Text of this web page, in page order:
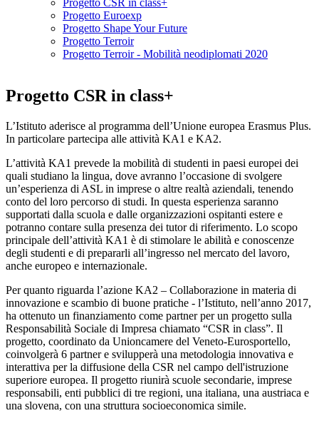
Progetto CSR in class+
Progetto Euroexp
Progetto Shape Your Future
Progetto Terroir
Progetto Terroir - Mobilità neodiplomati 2020
Progetto CSR in class+
L’Istituto aderisce al programma dell’Unione europea Erasmus Plus.
In particolare partecipa alle attività KA1 e KA2.
L’attività KA1 prevede la mobilità di studenti in paesi europei dei
quali studiano la lingua, dove avranno l’occasione di svolgere
un’esperienza di ASL in imprese o altre realtà aziendali, tenendo
conto del loro percorso di studi. In questa esperienza saranno
supportati dalla scuola e dalle organizzazioni ospitanti estere e
potranno contare sulla presenza dei tutor di riferimento. Lo scopo
principale dell’attività KA1 è di stimolare le abilità e conoscenze
degli studenti e di prepararli all’ingresso nel mercato del lavoro,
anche europeo e internazionale.
Per quanto riguarda l’azione KA2 – Collaborazione in materia di
innovazione e scambio di buone pratiche - l’Istituto, nell’anno 2017,
ha ottenuto un finanziamento come partner per un progetto sulla
Responsabilità Sociale di Impresa chiamato “CSR in class”. Il
progetto, coordinato da Unioncamere del Veneto-Eurosportello,
coinvolgerà 6 partner e svilupperà una metodologia innovativa e
interattiva per la diffusione della CSR nel campo dell'istruzione
superiore europea. Il progetto riunirà scuole secondarie, imprese
responsabili, enti pubblici di tre regioni, una italiana, una austriaca e
una slovena, con una struttura socioeconomica simile.